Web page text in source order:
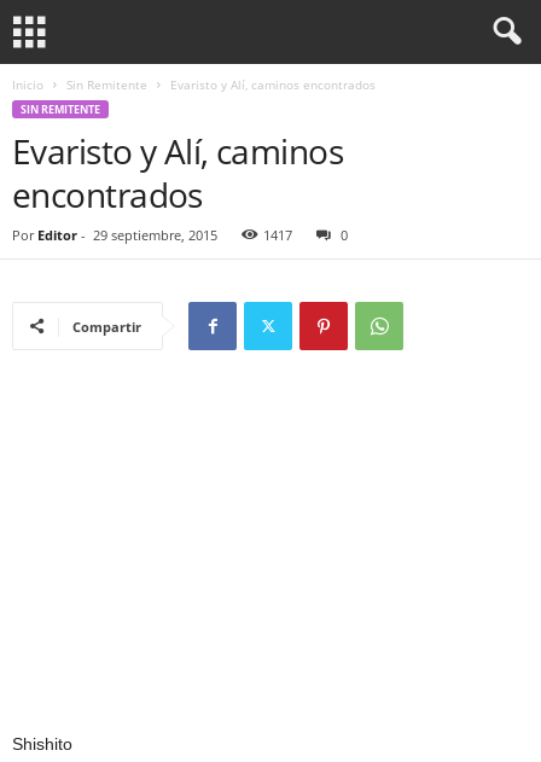
Inicio Sin Remitente Evaristo y Alí, caminos encontrados
SIN REMITENTE
Evaristo y Alí, caminos
encontrados
Por Editor - 29 septiembre, 2015 1417 0
Compartir
Shishito